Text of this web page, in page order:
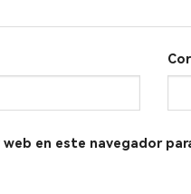
en este navegador